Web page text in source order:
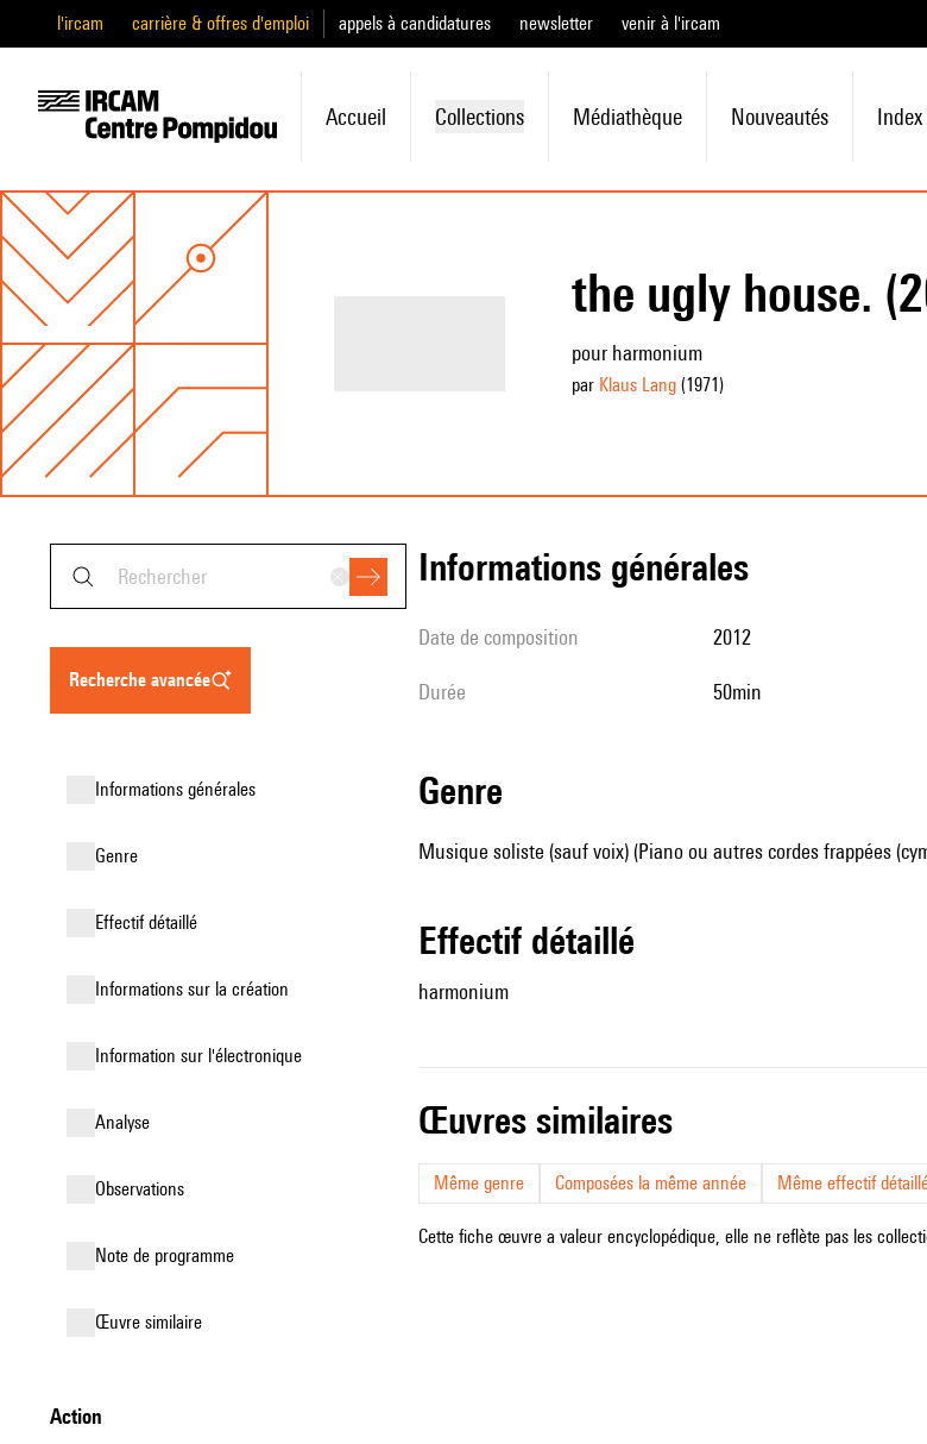
l'ircam carrière & offres d'emploi appels à candidatures newsletter venir à l'ircam
Accueil Collections Médiathèque Nouveautés Index
the ugly house.
pour harmonium
par Klaus Lang(1971)
recherche avancée
informations générales
genre
effectif détaillé
informations sur la création
Information sur l'électronique
analyse
observations
Note de programme
œuvre similaire
action
informations générales
date de composition 2012
durée 50min
genre
Musique soliste (sauf voix) (Piano ou autres cordes frappées
effectif détaillé
harmonium
œuvres similaires
Même genre Composées la même année Même effectif
Cette fiche œuvre a valeur encyclopédique, elle ne reflète pas les